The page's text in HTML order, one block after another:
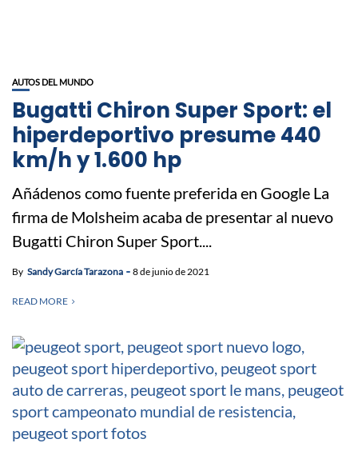
AUTOS DEL MUNDO
Bugatti Chiron Super Sport: el
hiperdeportivo presume 440
km/h y 1.600 hp
Añádenos como fuente preferida en Google La
firma de Molsheim acaba de presentar al nuevo
Bugatti Chiron Super Sport....
By Sandy García Tarazona 8 de junio de 2021
READ MORE